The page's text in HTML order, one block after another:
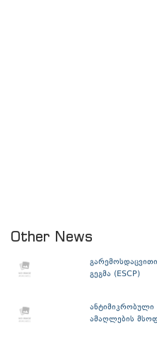
Other News
გეგმა (ESCP)
ანტიმიკრობული
ამაღლების